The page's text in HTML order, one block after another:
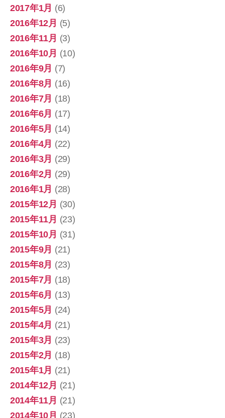
2017年1月 (6)
2016年12月 (5)
2016年11月 (3)
2016年10月 (10)
2016年9月 (7)
2016年8月 (16)
2016年7月 (18)
2016年6月 (17)
2016年5月 (14)
2016年4月 (22)
2016年3月 (29)
2016年2月 (29)
2016年1月 (28)
2015年12月 (30)
2015年11月 (23)
2015年10月 (31)
2015年9月 (21)
2015年8月 (23)
2015年7月 (18)
2015年6月 (13)
2015年5月 (24)
2015年4月 (21)
2015年3月 (23)
2015年2月 (18)
2015年1月 (21)
2014年12月 (21)
2014年11月 (21)
2014年10月 (23)